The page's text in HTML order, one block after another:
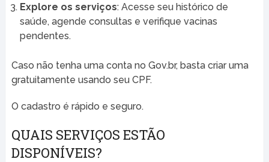
Explore os serviços: Acesse seu histórico de
saúde, agende consultas e verifique vacinas
pendentes.
Caso não tenha uma conta no Gov.br, basta criar uma
gratuitamente usando seu CPF.
O cadastro é rápido e seguro.
QUAIS SERVIÇOS ESTÃO
DISPONÍVEIS?